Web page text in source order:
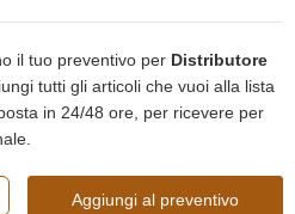
il tuo preventivo per Distributore
tutti gli articoli che vuoi alla lista
in 24/48 ore, per ricevere per
Aggiungi al preventivo